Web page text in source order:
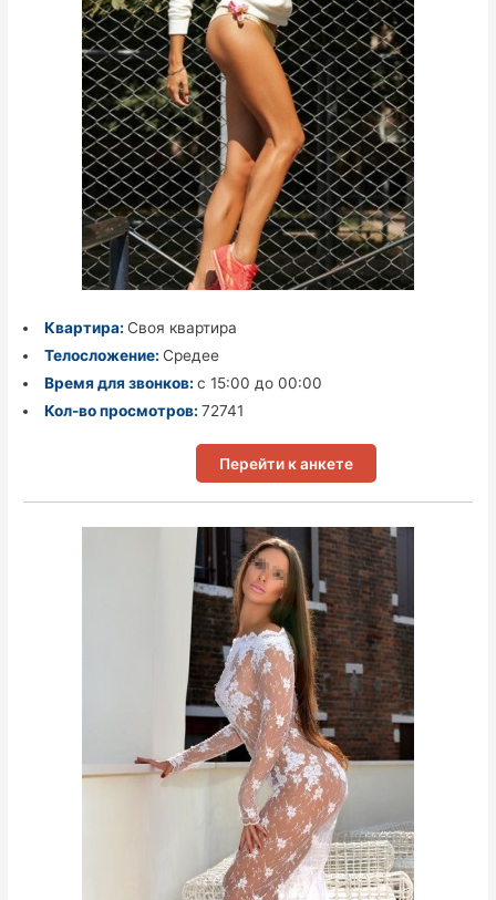
Квартира: Своя квартира
Телосложение: Средее
Время для звонков: с 15:00 до 00:00
Кол-во просмотров: 72741
Перейти к анкете